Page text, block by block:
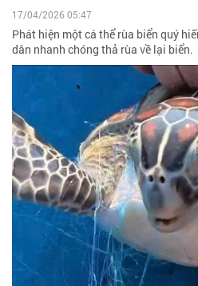
17/04/2026 05:47
Phát hiện một cá thể rùa biển quý
dân nhanh chóng thả rùa về lại biển.